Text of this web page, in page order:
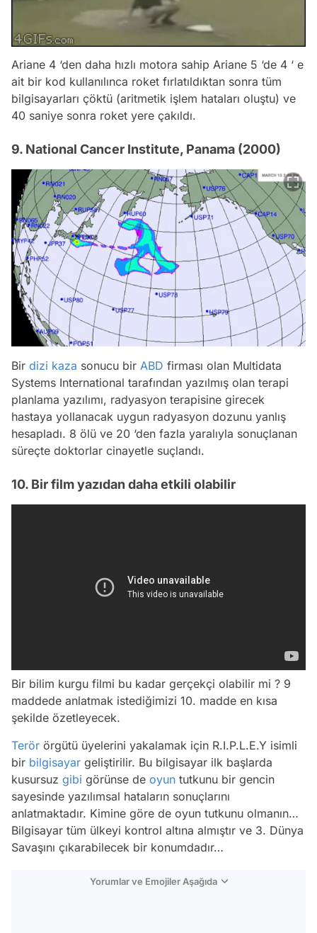
Ariane 4 ‘den daha hızlı motora sahip Ariane 5 ‘de 4 ‘ e
ait bir kod kullanılınca roket fırlatıldıktan sonra tüm
bilgisayarları çöktü (aritmetik işlem hataları oluştu) ve
40 saniye sonra roket yere çakıldı.
9. National Cancer Institute, Panama (2000)
Bir dizi kaza sonucu bir ABD firması olan Multidata
Systems International tarafından yazılmış olan terapi
planlama yazılımı, radyasyon terapisine girecek
hastaya yollanacak uygun radyasyon dozunu yanlış
hesapladı. 8 ölü ve 20 ‘den fazla yaralıyla sonuçlanan
süreçte doktorlar cinayetle suçlandı.
10. Bir film yazıdan daha etkili olabilir
Bir bilim kurgu filmi bu kadar gerçekçi olabilir mi ? 9
maddede anlatmak istediğimizi 10. madde en kısa
şekilde özetleyecek.
Terör örgütü üyelerini yakalamak için R.I.P.L.E.Y isimli
bir bilgisayar geliştirilir. Bu bilgisayar ilk başlarda
kusursuz gibi görünse de oyun tutkunu bir gencin
sayesinde yazılımsal hataların sonuçlarını
anlatmaktadır. Kimine göre de oyun tutkunu olmanın…
Bilgisayar tüm ülkeyi kontrol altına almıştır ve 3. Dünya
Savaşını çıkarabilecek bir konumdadır…
Yorumlar ve Emojiler Aşağıda